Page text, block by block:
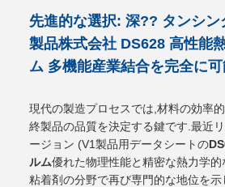
先進的な選択: 深?? タンシン
製品株式会社 DS628 高性能
ム 多機能産業結合を完全に
現代の製造プロセスでは,材料の効率
終製品の品質を決定する鍵です.最近
ージョン (V1製品用データシートの
ルム優れた物理性能と精密な熱力学
粘着剤の分野で再び専門的な地位を示